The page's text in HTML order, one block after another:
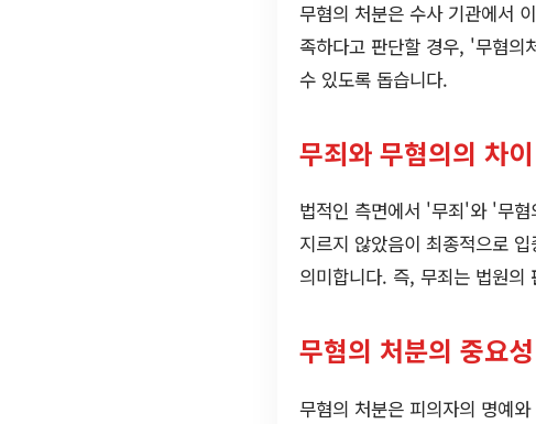
무혐의 처분은 수사 기관에서
족하다고 판단할 경우, '무혐의
수 있도록 돕습니다.
무죄와 무혐의의 차이
법적인 측면에서 '무죄'와 '무
지르지 않았음이 최종적으로
의미합니다. 즉, 무죄는 법원의
무혐의 처분의 중요성
무혐의 처분은 피의자의 명예